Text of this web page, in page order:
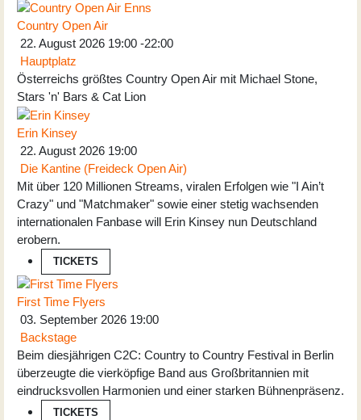
Country Open Air
22. August 2026 19:00 -22:00
Hauptplatz
Österreichs größtes Country Open Air mit Michael Stone,
Stars 'n' Bars & Cat Lion
Erin Kinsey
22. August 2026 19:00
Die Kantine (Freideck Open Air)
Mit über 120 Millionen Streams, viralen Erfolgen wie "I Ain’t
Crazy" und "Matchmaker" sowie einer stetig wachsenden
internationalen Fanbase will Erin Kinsey nun Deutschland
erobern.
TICKETS
First Time Flyers
03. September 2026 19:00
Backstage
Beim diesjährigen C2C: Country to Country Festival in Berlin
überzeugte die vierköpfige Band aus Großbritannien mit
eindrucksvollen Harmonien und einer starken Bühnenpräsenz.
TICKETS